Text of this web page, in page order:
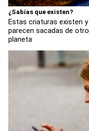
¿Sabías que existen?
Estas criaturas existen y
parecen sacadas de otro
planeta